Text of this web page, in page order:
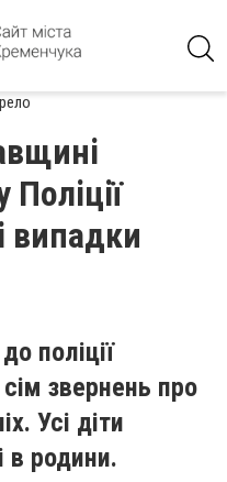
випадки
поліції
звернень про
Усі діти
в родини.